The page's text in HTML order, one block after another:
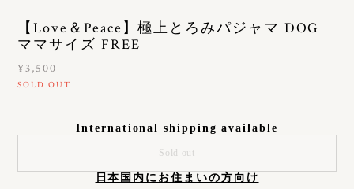
【Love＆Peace】極上とろみパジャマ DOG
ママサイズ FREE
¥3,500
SOLD OUT
International shipping available
Sold out
日本国内にお住まいの方向け